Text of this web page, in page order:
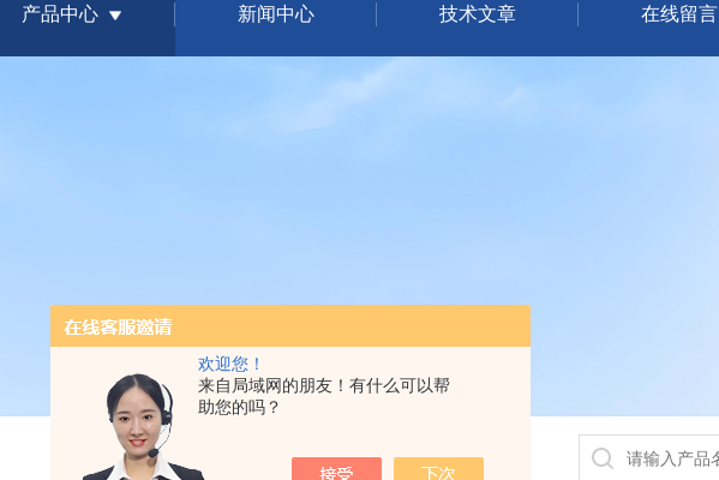
欢迎您！
来自局域网的朋友！有什么可以帮
助您的吗？
产品中心 新闻中心 技术文章 在线留言